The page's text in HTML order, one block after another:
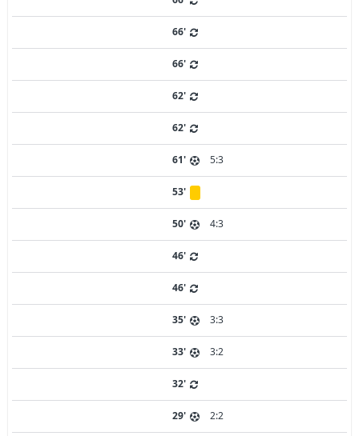
66'
66'
62'
62'
61' 5:3
53'
50' 4:3
46'
46'
35' 3:3
33' 3:2
32'
29' 2:2